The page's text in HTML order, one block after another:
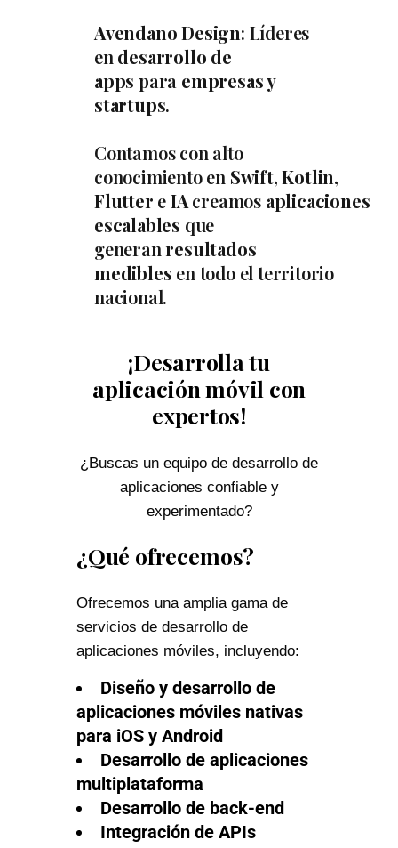
Avendano Design: Líderes
en desarrollo de
apps para empresas y
startups.
Contamos con alto
conocimiento en Swift, Kotlin,
Flutter eIAcreamos aplicaciones
escalables que
generanresultados
medibles en todo el territorio
nacional.
¡Desarrolla tu
aplicación móvil con
expertos!
¿Buscas un equipo de desarrollo de
aplicaciones confiable y
experimentado?
¿Qué ofrecemos?
Ofrecemos una amplia gama de
servicios de desarrollo de
aplicaciones móviles, incluyendo:
Diseño y desarrollo de
aplicaciones móviles nativas
para iOS y Android
Desarrollo de aplicaciones
multiplataforma
Desarrollo de back-end
Integración de APIs